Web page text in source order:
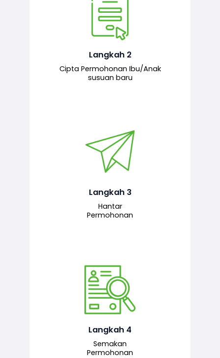
Langkah 2
Cipta Permohonan Ibu/Anak
susuan baru
Pemohon mengisi borang
permohonan bagi pendaftaran
baharu melalui sistem.
Langkah 3
Hantar
Permohonan
Permohonan yang lengkap dihantar
untuk proses semakan dan
bertanggungjawab.
Langkah 4
Semakan
Permohonan
Pegawai penyemak menyemak
maklumat yang dikemukakan. Jika
semua maklumat adalah lengkap dan
kepada pegawai pelulus untuk
tindakan seterusnya.